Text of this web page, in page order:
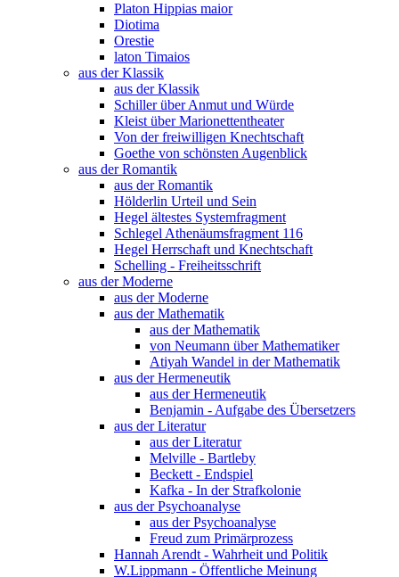
Platon Hippias maior
Diotima
Orestie
laton Timaios
aus der Klassik
aus der Klassik
Schiller über Anmut und Würde
Kleist über Marionettentheater
Von der freiwilligen Knechtschaft
Goethe von schönsten Augenblick
aus der Romantik
aus der Romantik
Hölderlin Urteil und Sein
Hegel ältestes Systemfragment
Schlegel Athenäumsfragment 116
Hegel Herrschaft und Knechtschaft
Schelling - Freiheitsschrift
aus der Moderne
aus der Moderne
aus der Mathematik
aus der Mathematik
von Neumann über Mathematiker
Atiyah Wandel in der Mathematik
aus der Hermeneutik
aus der Hermeneutik
Benjamin - Aufgabe des Übersetzers
aus der Literatur
aus der Literatur
Melville - Bartleby
Beckett - Endspiel
Kafka - In der Strafkolonie
aus der Psychoanalyse
aus der Psychoanalyse
Freud zum Primärprozess
Hannah Arendt - Wahrheit und Politik
W.Lippmann - Öffentliche Meinung